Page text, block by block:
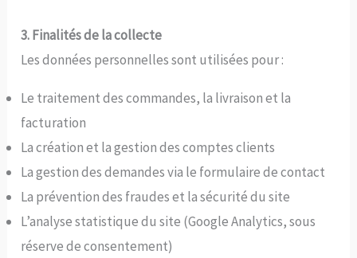
3. Finalités de la collecte
Les données personnelles sont utilisées pour :
Le traitement des commandes, la livraison et la
facturation
La création et la gestion des comptes clients
La gestion des demandes via le formulaire de contact
La prévention des fraudes et la sécurité du site
L’analyse statistique du site (Google Analytics, sous
réserve de consentement)